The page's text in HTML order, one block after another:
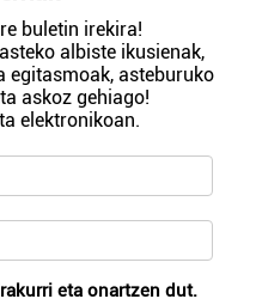
buletin irekira!
albiste ikusienak,
egitasmoak, asteburuko
askoz gehiago!
elektronikoan.
eta onartzen dut.